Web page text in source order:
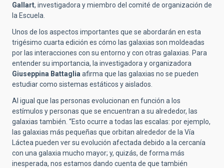
Gallart, investigadora y miembro del comité de organización de
la Escuela.
Unos de los aspectos importantes que se abordarán en esta
trigésimo cuarta edición es cómo las galaxias son moldeadas
por las interacciones con su entorno y con otras galaxias. Para
entender su importancia, la investigadora y organizadora
Giuseppina Battaglia afirma que las galaxias no se pueden
estudiar como sistemas estáticos y aislados.
Al igual que las personas evolucionan en función a los
estímulos y personas que se encuentran a su alrededor, las
galaxias también. “Esto ocurre a todas las escalas: por ejemplo,
las galaxias más pequeñas que orbitan alrededor de la Vía
Láctea pueden ver su evolución afectada debido a la cercanía
con una galaxia mucho mayor; y, quizás, de forma más
inesperada, nos estamos dando cuenta de que también